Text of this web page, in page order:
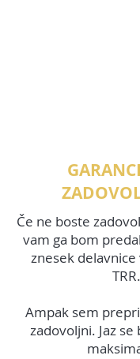
Če ne boste
vam ga bom
znesek
TRR.
Ampak sem
zadovoljni. Jaz